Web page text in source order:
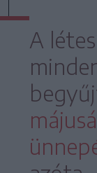
A